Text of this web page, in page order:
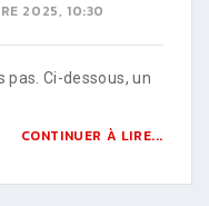
2025, 10:30
pas. Ci-dessous, un
CONTINUER À LIRE...